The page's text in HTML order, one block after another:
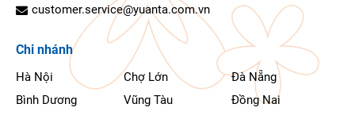
customer.service@yuanta.com.vn
Chi nhánh
Hà Nội Chợ Lớn
Đà Nẵng
Bình Dương
Vũng Tàu Đồng Nai